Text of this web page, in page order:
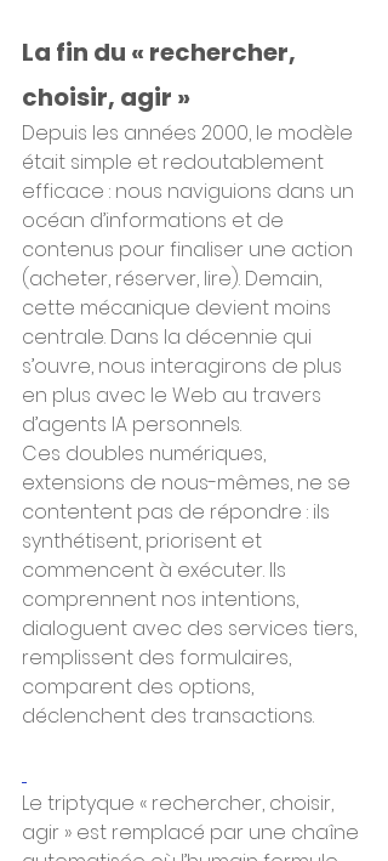
La fin du « rechercher,
choisir, agir »
Depuis les années 2000, le modèle
était simple et redoutablement
efficace : nous naviguions dans un
océan d’informations et de
contenus pour finaliser une action
(acheter, réserver, lire). Demain,
cette mécanique devient moins
centrale. Dans la décennie qui
s’ouvre, nous interagirons de plus
en plus avec le Web au travers
d’agents IA personnels.
Ces doubles numériques,
extensions de nous-mêmes, ne se
contentent pas de répondre : ils
synthétisent, priorisent et
commencent à exécuter. Ils
comprennent nos intentions,
dialoguent avec des services tiers,
remplissent des formulaires,
comparent des options,
déclenchent des transactions.
Le triptyque « rechercher, choisir,
agir » est remplacé par une chaîne